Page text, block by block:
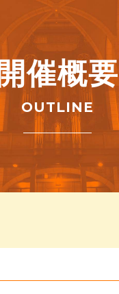
開催概要
OUTLINE